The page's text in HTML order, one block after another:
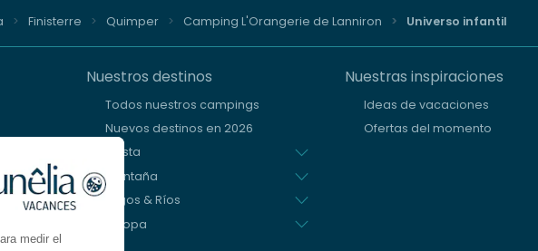
medir el
Finisterre Quimper Camping L'Orangerie de Lanniron Universo infantil
h.
a 17:00
Nuestros destinos
Todos nuestros campings
Nuevos destinos en 2026
Costa
Montaña
Lagos & Ríos
Europa
Nuestras inspiraciones
Ideas de vacaciones
Ofertas del momento